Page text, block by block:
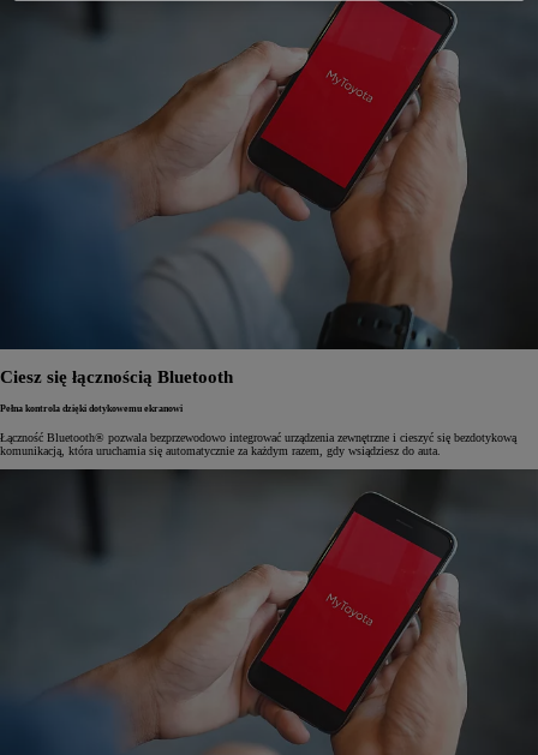
Ciesz się łącznością Bluetooth
Pełna kontrola dzięki dotykowemu ekranowi
Łączność Bluetooth® pozwala bezprzewodowo integrować urządzenia zewnętrzne i cieszyć się bezdotykową
komunikacją, która uruchamia się automatycznie za każdym razem, gdy wsiądziesz do auta.